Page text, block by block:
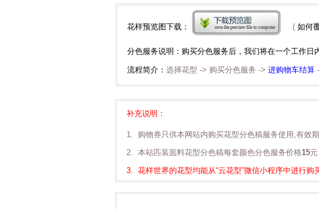
花样预览图下载： ( 如何
分色服务说明：购买分色服务后，我们将在一个工作日
流程简介： 选择花型 -> 购买分色服务 -> 进购物车结算-
补充说明：
1. 购物券只供本网站内购买花型分色稿服务使用,有效
2. 本站匹装面料花型分色稿每套颜色分色服务价格15元
3. 花样世界的花型均能从“云花型”微信小程序中进行购